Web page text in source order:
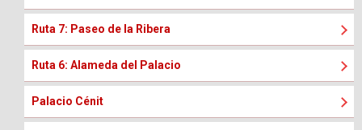
Ruta 7: Paseo de la Ribera
Ruta 6: Alameda del Palacio
Palacio Cénit